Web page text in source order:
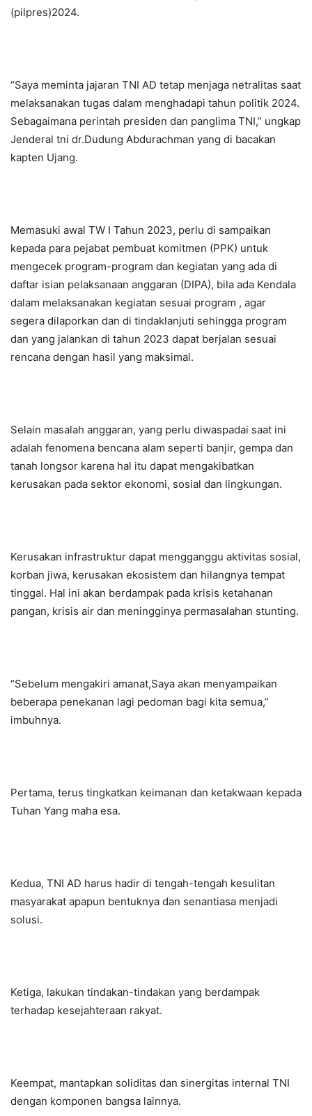
(pilpres)2024.
“Saya meminta jajaran TNI AD tetap menjaga netralitas saat
melaksanakan tugas dalam menghadapi tahun politik 2024.
Sebagaimana perintah presiden dan panglima TNI,” ungkap
Jenderal tni dr.Dudung Abdurachman yang di bacakan
kapten Ujang.
Memasuki awal TW I Tahun 2023, perlu di sampaikan
kepada para pejabat pembuat komitmen (PPK) untuk
mengecek program-program dan kegiatan yang ada di
daftar isian pelaksanaan anggaran (DIPA), bila ada Kendala
dalam melaksanakan kegiatan sesuai program , agar
segera dilaporkan dan di tindaklanjuti sehingga program
dan yang jalankan di tahun 2023 dapat berjalan sesuai
rencana dengan hasil yang maksimal.
Selain masalah anggaran, yang perlu diwaspadai saat ini
adalah fenomena bencana alam seperti banjir, gempa dan
tanah longsor karena hal itu dapat mengakibatkan
kerusakan pada sektor ekonomi, sosial dan lingkungan.
Kerusakan infrastruktur dapat mengganggu aktivitas sosial,
korban jiwa, kerusakan ekosistem dan hilangnya tempat
tinggal. Hal ini akan berdampak pada krisis ketahanan
pangan, krisis air dan meningginya permasalahan stunting.
“Sebelum mengakiri amanat,Saya akan menyampaikan
beberapa penekanan lagi pedoman bagi kita semua,”
imbuhnya.
Pertama, terus tingkatkan keimanan dan ketakwaan kepada
Tuhan Yang maha esa.
Kedua, TNI AD harus hadir di tengah-tengah kesulitan
masyarakat apapun bentuknya dan senantiasa menjadi
solusi.
Ketiga, lakukan tindakan-tindakan yang berdampak
terhadap kesejahteraan rakyat.
Keempat, mantapkan soliditas dan sinergitas internal TNI
dengan komponen bangsa lainnya.